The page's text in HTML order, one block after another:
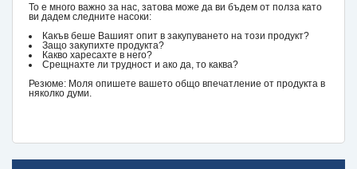
То е много важно за нас, затова може да ви бъдем от полза като
ви дадем следните насоки:
Какъв беше Вашият опит в закупуването на този продукт?
Защо закупихте продукта?
Какво харесахте в него?
Срещнахте ли трудност и ако да, то каква?
Резюме: Моля опишете вашето общо впечатление от продукта в
няколко думи.